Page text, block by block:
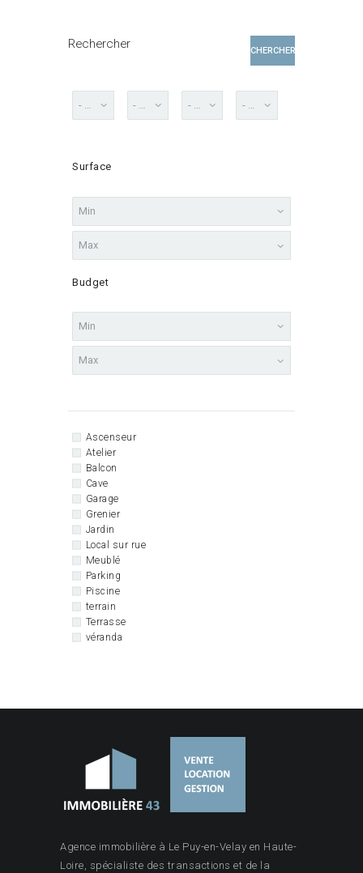
Rechercher CHERCHER
Surface
Budget
Ascenseur
Atelier
Balcon
Cave
Garage
Grenier
Jardin
Local sur rue
Meublé
Parking
Piscine
terrain
Terrasse
véranda
Agence immobilière à Le Puy-en-Velay en Haute-
Loire, spécialiste des transactions et de la